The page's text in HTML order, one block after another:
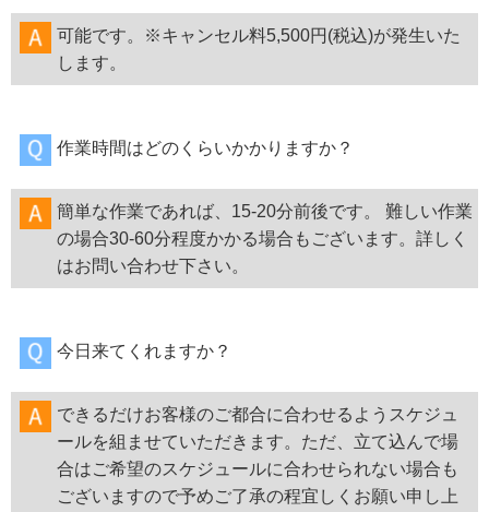
可能です。※キャンセル料5,500円(税込)が発生いた
します。
作業時間はどのくらいかかりますか？
簡単な作業であれば、15-20分前後です。 難しい作業
の場合30-60分程度かかる場合もございます。詳しく
はお問い合わせ下さい。
今日来てくれますか？
できるだけお客様のご都合に合わせるようスケジュ
ールを組ませていただきます。ただ、立て込んで場
合はご希望のスケジュールに合わせられない場合も
ございますので予めご了承の程宜しくお願い申し上